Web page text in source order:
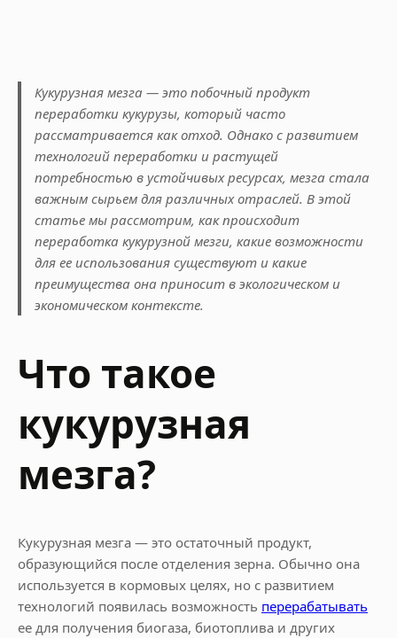
Кукурузная мезга — это побочный продукт
переработки кукурузы, который часто
рассматривается как отход. Однако с развитием
технологий переработки и растущей
потребностью в устойчивых ресурсах, мезга стала
важным сырьем для различных отраслей. В этой
статье мы рассмотрим, как происходит
переработка кукурузной мезги, какие возможности
для ее использования существуют и какие
преимущества она приносит в экологическом и
экономическом контексте.
Что такое
кукурузная
мезга?
Кукурузная мезга — это остаточный продукт,
образующийся после отделения зерна. Обычно она
используется в кормовых целях, но с развитием
технологий появилась возможность перерабатывать
ее для получения биогаза, биотоплива и других